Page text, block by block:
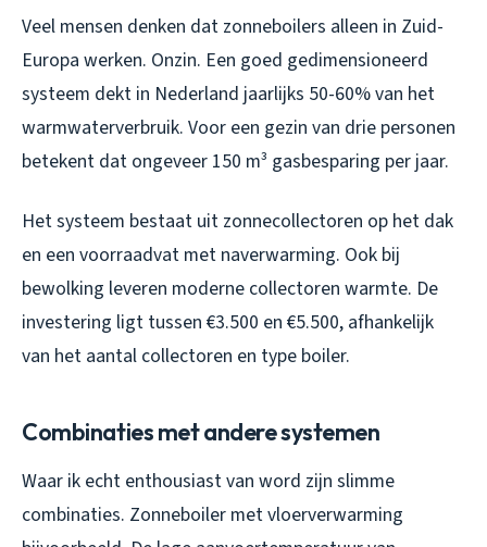
Veel mensen denken dat zonneboilers alleen in Zuid-
Europa werken. Onzin. Een goed gedimensioneerd
systeem dekt in Nederland jaarlijks 50-60% van het
warmwaterverbruik. Voor een gezin van drie personen
betekent dat ongeveer 150 m³ gasbesparing per jaar.
Het systeem bestaat uit zonnecollectoren op het dak
en een voorraadvat met naverwarming. Ook bij
bewolking leveren moderne collectoren warmte. De
investering ligt tussen €3.500 en €5.500, afhankelijk
van het aantal collectoren en type boiler.
Combinaties met andere systemen
Waar ik echt enthousiast van word zijn slimme
combinaties. Zonneboiler met vloerverwarming